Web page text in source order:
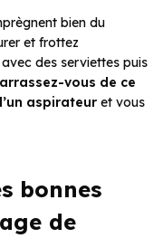
bien du
et frottez
des serviettes puis
vous de ce
aspirateur et vous
bonnes
de